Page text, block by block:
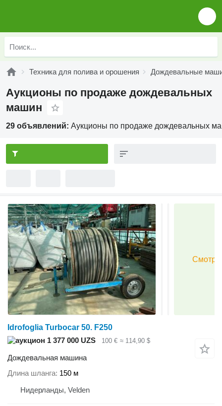
Техника для полива и орошения Дождевальные
Аукционы по продаже дождевальных
машин
29 объявлений: Аукционы по продаже дождевальных
Idrofoglia Turbocar 50. F250
1 377 000 UZS
100 € ≈ 114,90 $
Дождевальная машина
Длина шланга 150 м
Нидерланды, Velden